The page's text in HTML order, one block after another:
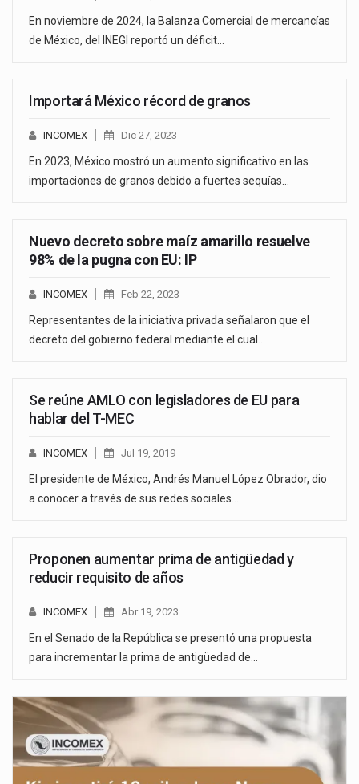
En noviembre de 2024, la Balanza Comercial de mercancías
de México, del INEGI reportó un déficit…
Importará México récord de granos
INCOMEX Dic 27, 2023
En 2023, México mostró un aumento significativo en las
importaciones de granos debido a fuertes sequías…
Nuevo decreto sobre maíz amarillo resuelve
98% de la pugna con EU: IP
INCOMEX Feb 22, 2023
Representantes de la iniciativa privada señalaron que el
decreto del gobierno federal mediante el cual…
Se reúne AMLO con legisladores de EU para
hablar del T-MEC
INCOMEX Jul 19, 2019
El presidente de México, Andrés Manuel López Obrador, dio
a conocer a través de sus redes sociales…
Proponen aumentar prima de antigüedad y
reducir requisito de años
INCOMEX Abr 19, 2023
En el Senado de la República se presentó una propuesta
para incrementar la prima de antigüedad de…